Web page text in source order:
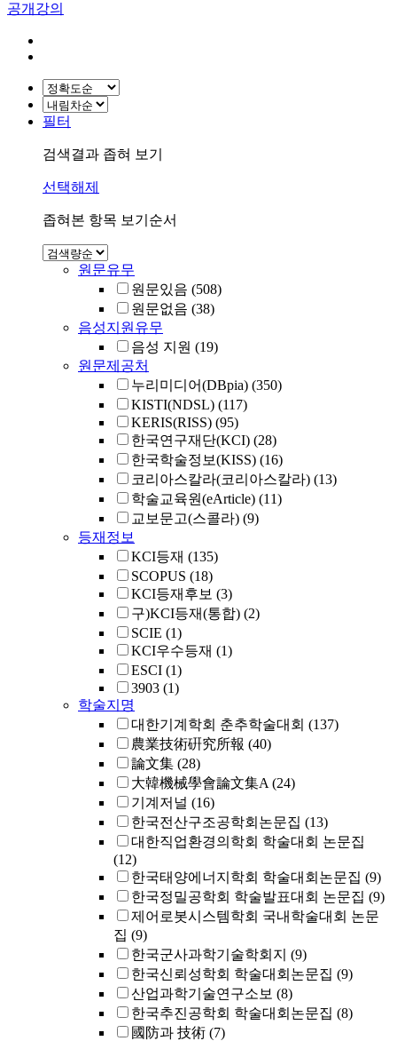
공개강의
필터
검색결과 좁혀 보기
선택해제
좁혀본 항목 보기순서
원문유무
원문있음 (508)
원문없음 (38)
음성지원유무
음성 지원 (19)
원문제공처
누리미디어(DBpia) (350)
KISTI(NDSL) (117)
KERIS(RISS) (95)
한국연구재단(KCI) (28)
한국학술정보(KISS) (16)
코리아스칼라(코리아스칼라) (13)
학술교육원(eArticle) (11)
교보문고(스콜라) (9)
등재정보
KCI등재 (135)
SCOPUS (18)
KCI등재후보 (3)
구)KCI등재(통합) (2)
SCIE (1)
KCI우수등재 (1)
ESCI (1)
3903 (1)
학술지명
대한기계학회 춘추학술대회 (137)
農業技術硏究所報 (40)
論文集 (28)
大韓機械學會論文集A (24)
기계저널 (16)
한국전산구조공학회논문집 (13)
대한직업환경의학회 학술대회 논문집
(12)
한국태양에너지학회 학술대회논문집 (9)
한국정밀공학회 학술발표대회 논문집 (9)
제어로봇시스템학회 국내학술대회 논문
집 (9)
한국군사과학기술학회지 (9)
한국신뢰성학회 학술대회논문집 (9)
산업과학기술연구소보 (8)
한국추진공학회 학술대회논문집 (8)
國防과 技術 (7)